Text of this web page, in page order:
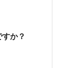
か？